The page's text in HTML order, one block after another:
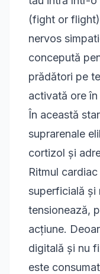
(fight or
nervos
concepută
prădători pe
activată ore
În această
suprarenale
cortizol și
Ritmul
superficială și
tensionează,
acțiune.
digitală și nu
este